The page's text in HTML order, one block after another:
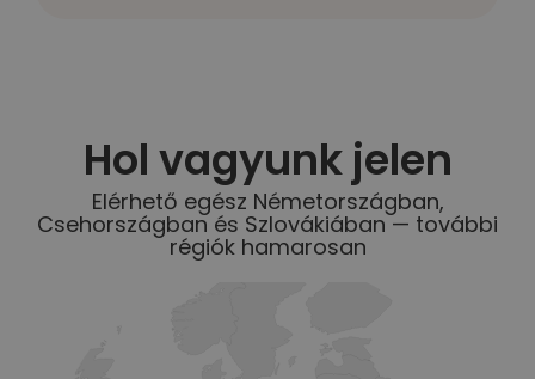
Hol vagyunk jelen
Elérhető egész Németországban,
Csehországban és Szlovákiában — további
régiók hamarosan